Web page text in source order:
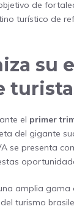
de
turístico de
su
el primer
del gigante
se presenta
amplia gama
turismo